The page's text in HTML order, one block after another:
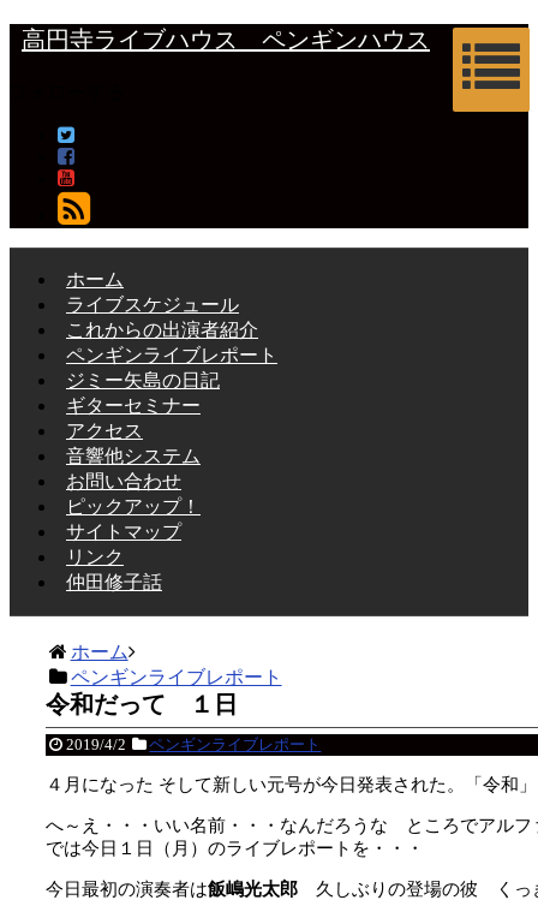
高円寺ライブハウス ペンギンハウス
ホーム
ライブスケジュール
これからの出演者紹介
ペンギンライブレポート
ジミー矢島の日記
ギターセミナー
アクセス
音響他システム
お問い合わせ
ピックアップ！
サイトマップ
リンク
仲田修子話
ホーム
ペンギンライブレポート
令和だって １日
2019/4/2 ペンギンライブレポート
４月になった そして新しい元号が今日発表された。「令和
へ～え・・・いい名前・・・なんだろうな ところでアル
では今日１日（月）のライブレポートを・・・
今日最初の演奏者は飯嶋光太郎 久しぶりの登場の彼 くっ